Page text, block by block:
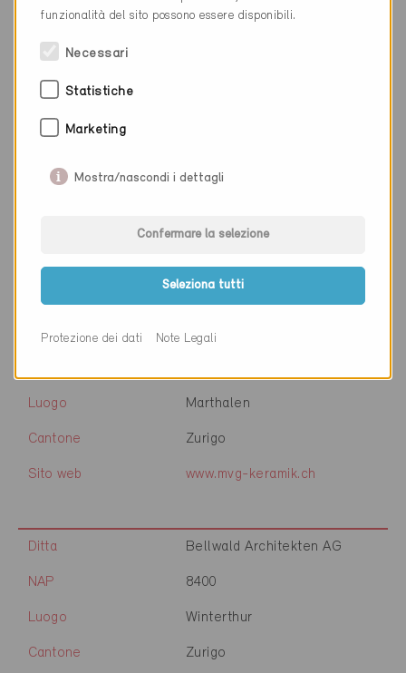
Cantone Zurigo
Sito web
Ditta
Luogo
Zurigo
Ditta Marcel von Gunten GmbH
Luogo Marthalen
Cantone Zurigo
Sito web www.mvg-keramik.ch
Ditta Bellwald Architekten AG
NAP 8400
Luogo Winterthur
Cantone Zurigo
funzionalità del sito possono essere disponibili.
Necessari
Statistiche
Marketing
Mostra/nascondi i dettagli
Confermare la selezione
Seleziona tutti
Protezione dei dati Note Legali